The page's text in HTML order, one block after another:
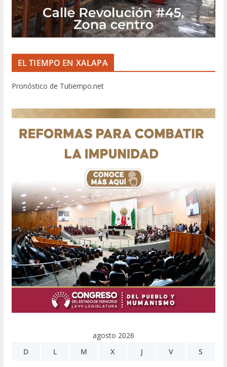
EL TIEMPO EN XALAPA
Pronóstico de Tutiempo.net
agosto 2026
D
L M X J V S